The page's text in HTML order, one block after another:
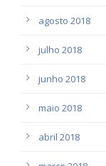
agosto 2018
julho 2018
junho 2018
maio 2018
abril 2018